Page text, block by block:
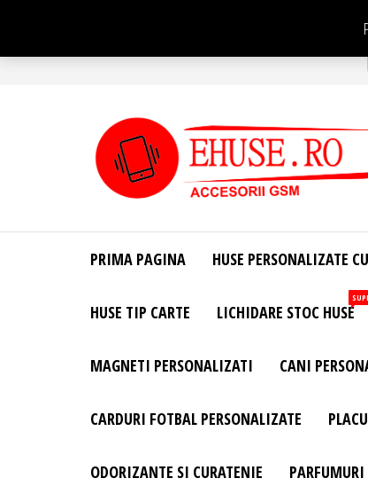
conținut
Site Oficial .
Huse
Personalizate
Huse
Personalizate
Telefon –
– Accesorii
PRIMA PAGINA HUSE PERSONALIZATE
HUSE TIP CARTE LICHIDARE STOC HUSE
MAGNETI PERSONALIZATI CANI
CARDURI FOTBAL PERSONALIZATE
ODORIZANTE SI CURATENIE